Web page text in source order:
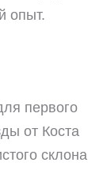
опыт.
первого
от Коста
склона